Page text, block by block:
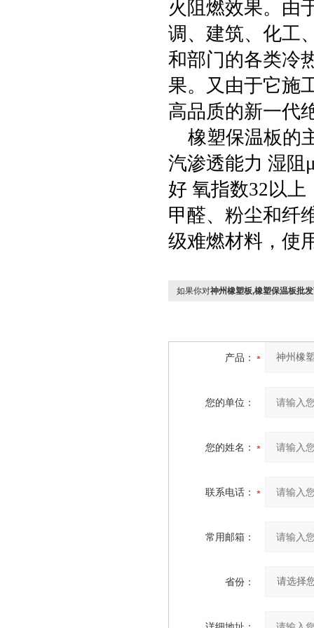
火阻燃效果。由
调、建筑、化工
和部门的各类冷
果。又由于它施
高品质的新一代
橡塑保温板的
汽渗透能力 湿阻
好 氧指数32以上
甲醛、粉尘和纤
级难燃材料，使
如果你对神州橡塑板,橡塑保温板批
产品：
您的单位：
您的姓名：
联系电话：
常用邮箱：
省份：